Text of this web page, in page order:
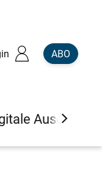
ABO
Ausgaben